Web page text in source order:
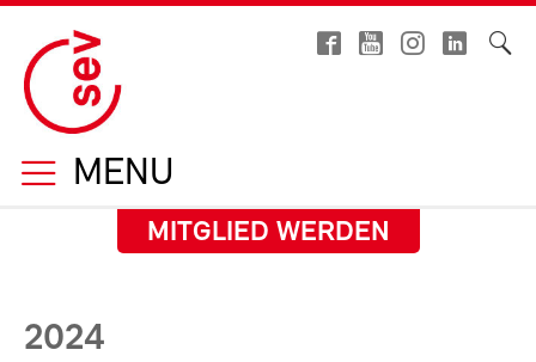
MENU
MITGLIED WERDEN
2024